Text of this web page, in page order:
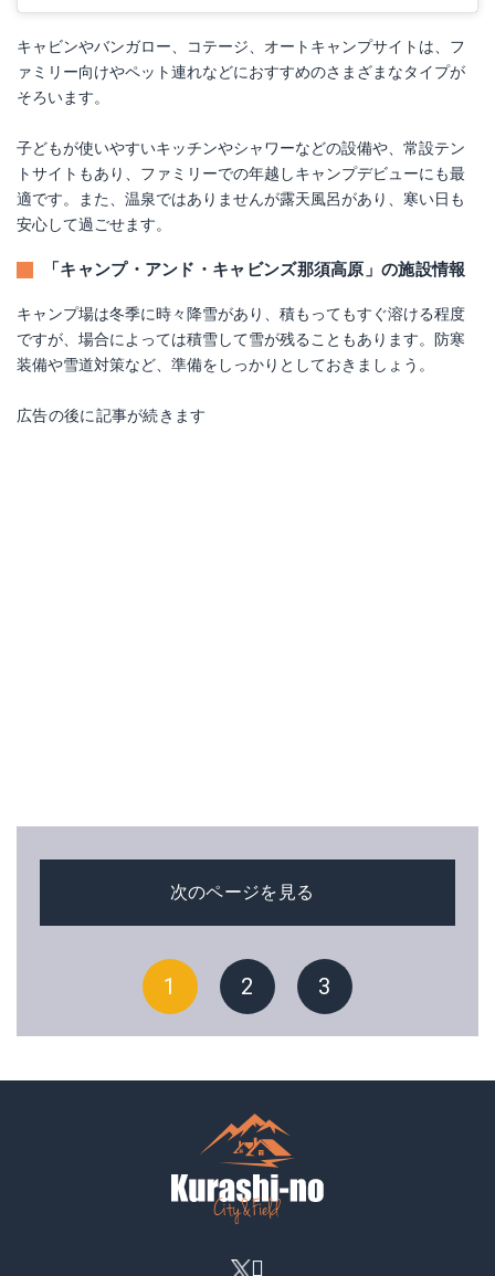
キャビンやバンガロー、コテージ、オートキャンプサイトは、フ
ァミリー向けやペット連れなどにおすすめのさまざまなタイプが
そろいます。
子どもが使いやすいキッチンやシャワーなどの設備や、常設テン
トサイトもあり、ファミリーでの年越しキャンプデビューにも最
適です。また、温泉ではありませんが露天風呂があり、寒い日も
安心して過ごせます。
「キャンプ・アンド・キャビンズ那須高原」の施設情報
キャンプ場は冬季に時々降雪があり、積もってもすぐ溶ける程度
ですが、場合によっては積雪して雪が残ることもあります。防寒
装備や雪道対策など、準備をしっかりとしておきましょう。
広告の後に記事が続きます
次のページを見る
1 2 3